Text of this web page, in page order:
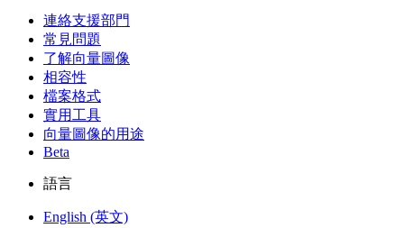
連絡支援部門
常見問題
了解向量圖像
相容性
檔案格式
實用工具
向量圖像的用途
Beta
語言
English (英文)